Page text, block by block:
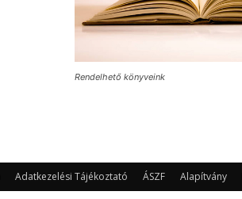
Rendelhető könyveink
Adatkezelési Tájékoztató ÁSZF Alapítvány